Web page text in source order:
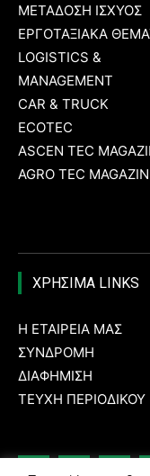
ΜΕΤΑΔΟΣΗ ΙΣΧΥΟΣ
ΕΡΓΟΤΑΞΙΑΚΑ
LOGISTICS &
MANAGEMENT
CAR & TRUCK
ECOTEC
ASCEN TEC
AGRO TEC
ΧΡΗΣΙΜΑ LINKS
Η ΕΤΑΙΡΕΙΑ ΜΑΣ
ΣΥΝΔΡΟΜΗ
ΔΙΑΦΗΜΙΣΗ
ΤΕΥΧΗ ΠΕΡΙΟΔΙΚΟΥ